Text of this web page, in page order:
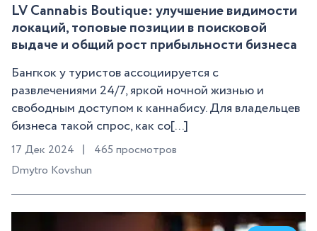
LV Cannabis Boutique: улучшение видимости
локаций, топовые позиции в поисковой
выдаче и общий рост прибыльности бизнеса
Бангкок у туристов ассоциируется с
развлечениями 24/7, яркой ночной жизнью и
свободным доступом к каннабису. Для владельцев
бизнеса такой спрос, как со[...]
17 Дек 2024
465 просмотров
Dmytro Kovshun